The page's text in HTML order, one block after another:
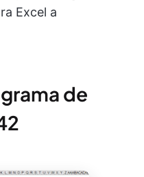
Excel a
de